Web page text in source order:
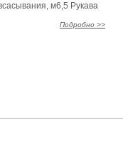
м6,5 Рукава
Подробно >>